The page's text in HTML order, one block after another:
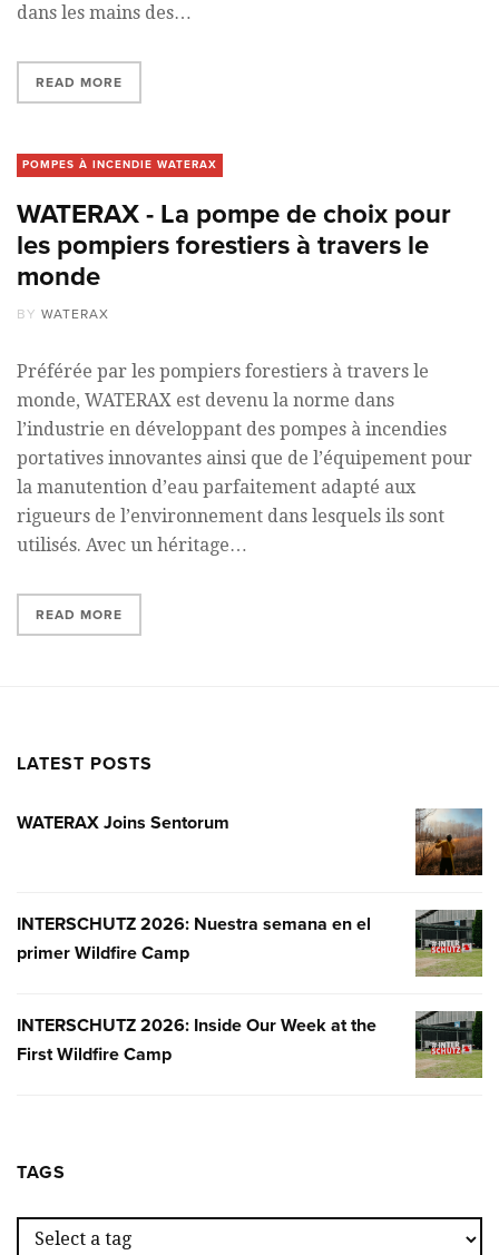
dans les mains des…
READ MORE
POMPES À INCENDIE WATERAX
WATERAX - La pompe de choix pour
les pompiers forestiers à travers le
monde
BY WATERAX
Préférée par les pompiers forestiers à travers le
monde, WATERAX est devenu la norme dans
l’industrie en développant des pompes à incendies
portatives innovantes ainsi que de l’équipement pour
la manutention d’eau parfaitement adapté aux
rigueurs de l’environnement dans lesquels ils sont
utilisés. Avec un héritage…
READ MORE
LATEST POSTS
JOINS
WATERAX Joins Sentorum
2026:
SEMANA
EN
EL
INTERSCHUTZ 2026: Nuestra semana en el
primer Wildfire Camp
2026:
INSIDE
INTERSCHUTZ 2026: Inside Our Week at the
First Wildfire Camp
TAGS